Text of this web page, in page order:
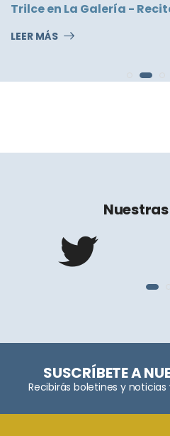
Trilce en La Galería -
LEER MÁS
Nuestras
SUSCRÍBETE A
Recibirás boletines y